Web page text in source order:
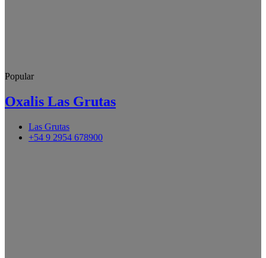
Popular
Oxalis Las Grutas
Las Grutas
+54 9 2954 678900